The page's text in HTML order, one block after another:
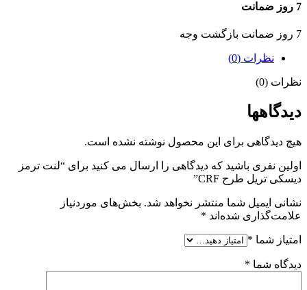
7 روز ضمانت
7 روز ضمانت بازگشت وجه
نظرات (0)
نظرات (0)
دیدگاهها
هیچ دیدگاهی برای این محصول نوشته نشده است.
اولین نفری باشید که دیدگاهی را ارسال می کنید برای “لنت ترمز
دیسکی تریل طرح CRF”
نشانی ایمیل شما منتشر نخواهد شد. بخش‌های موردنیاز
علامت‌گذاری شده‌اند *
امتیاز شما *
دیدگاه شما *